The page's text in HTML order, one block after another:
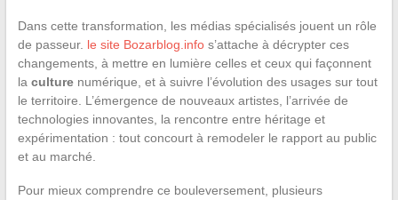
Dans cette transformation, les médias spécialisés jouent un rôle
de passeur. le site Bozarblog.infos’attache à décrypter ces
changements, à mettre en lumière celles et ceux qui façonnent
la culturenumérique, et à suivre l’évolution des usages sur tout
le territoire. L’émergence de nouveaux artistes, l’arrivée de
technologies innovantes, la rencontre entre héritage et
expérimentation : tout concourt à remodeler le rapport au public
et au marché.
Pour mieux comprendre ce bouleversement, plusieurs